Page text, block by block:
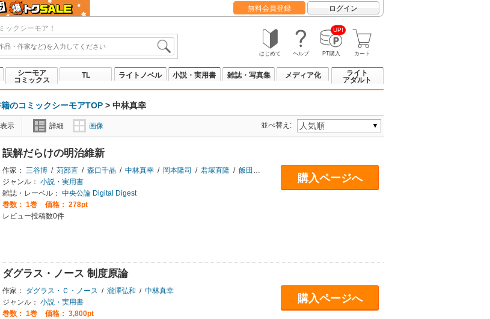
無料会員登録 ログイン
ックシーモア！
はじめて ヘルプ
UP!
PT購入 カート
シーモア
コミックス
TL ライトノベル 小説・実用書 雑誌・写真集 メディア化
ライト
アダルト
のコミックシーモアTOP > 中林真幸
示 詳細 画像 並べ替え:
誤解だらけの明治維新
作家： 三谷博 / 苅部直 / 森口千晶 / 中林真幸 / 岡本隆司 / 君塚直隆 / 飯田洋介 / 北康利
ジャンル： 小説・実用書
雑誌・レーベル： 中央公論 Digital Digest
巻数： 1巻
価格： 278pt
レビュー投稿数0件
購入ページへ
ダグラス・ノース 制度原論
作家： ダグラス・Ｃ・ノース / 瀧澤弘和 / 中林真幸
ジャンル： 小説・実用書
巻数： 1巻
価格： 3,800pt
購入ページへ